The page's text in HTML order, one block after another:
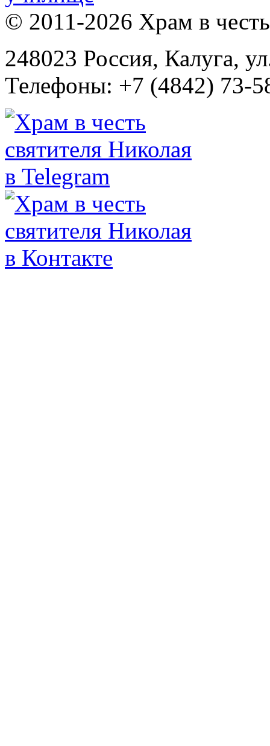
© 2011-2026 Храм в честь
248023 Россия, Калуга,
Телефоны: +7 (4842) 73-